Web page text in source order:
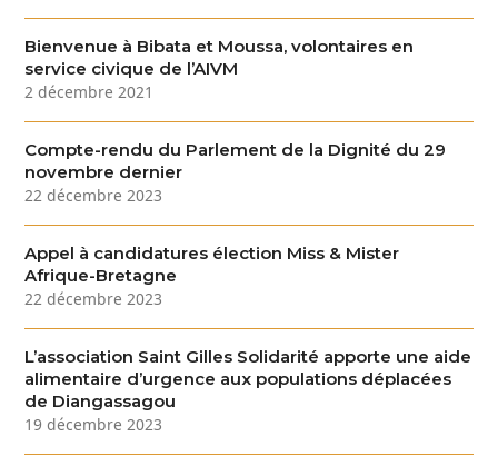
Bienvenue à Bibata et Moussa, volontaires en
service civique de l’AIVM
2 décembre 2021
Compte-rendu du Parlement de la Dignité du 29
novembre dernier
22 décembre 2023
Appel à candidatures élection Miss & Mister
Afrique-Bretagne
22 décembre 2023
L’association Saint Gilles Solidarité apporte une aide
alimentaire d’urgence aux populations déplacées
de Diangassagou
19 décembre 2023